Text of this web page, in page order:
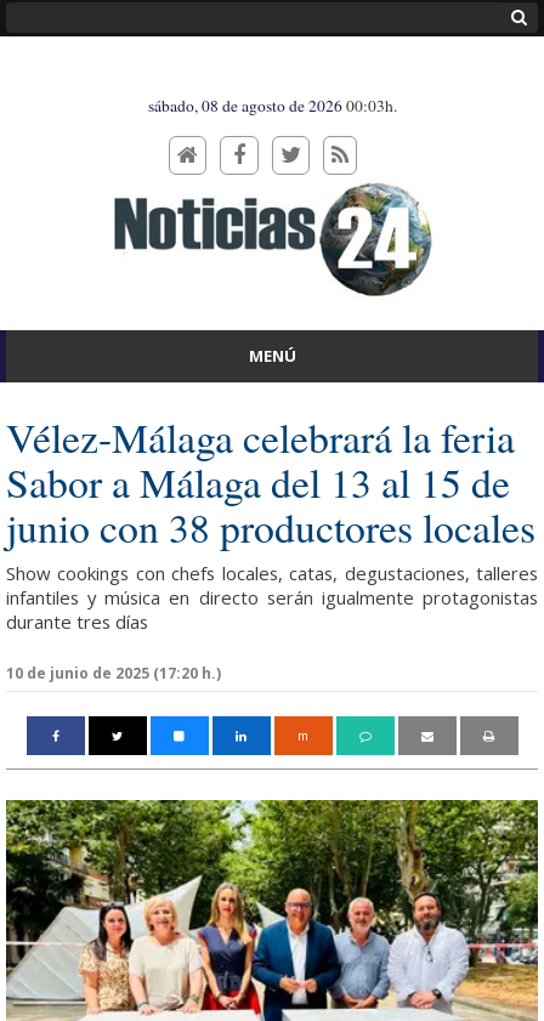
sábado, 08 de agosto de 202600:03h.
MENÚ
Vélez-Málaga celebrará la feria
Sabor a Málaga del 13 al 15 de
junio con 38 productores locales
Show cookings con chefs locales, catas, degustaciones, talleres
infantiles y música en directo serán igualmente protagonistas
durante tres días
10 de junio de 2025 (17:20 h.)
m